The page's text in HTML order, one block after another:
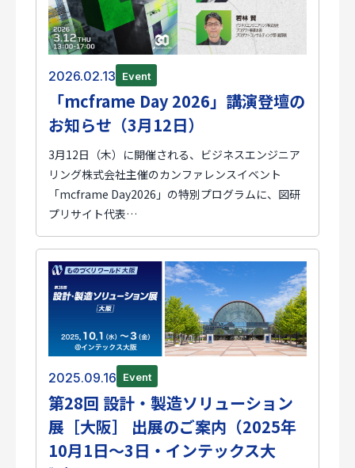
2026.02.13 Event
「mcframe Day 2026」講演登壇の
お知らせ（3月12日）
3月12日（木）に開催される、ビジネスエンジニア
リング株式会社主催のカンファレンスイベント
「mcframe Day2026」の特別プログラムに、図研
プリサイト代表…
2025.09.16 Event
第28回 設計・製造ソリューション
展［大阪］ 出展のご案内（2025年
10月1日～3日・インテックス大